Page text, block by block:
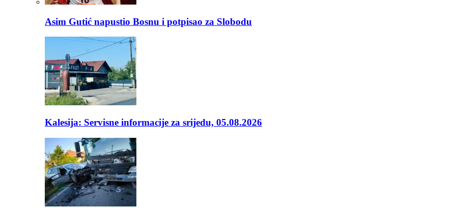
Asim Gutić napustio Bosnu i potpisao za Slobodu
Kalesija: Servisne informacije za srijedu, 05.08.2026